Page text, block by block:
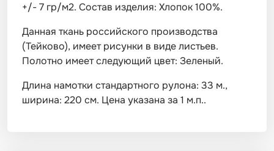
+/- 7 гр/м2. Состав изделия: Хлопок 100%.
Данная ткань российского производства
(Тейково), имеет рисунки в виде листьев.
Полотно имеет следующий цвет: Зеленый.
Длина намотки стандартного рулона: 33 м.,
ширина: 220 см. Цена указана за 1 м.п..